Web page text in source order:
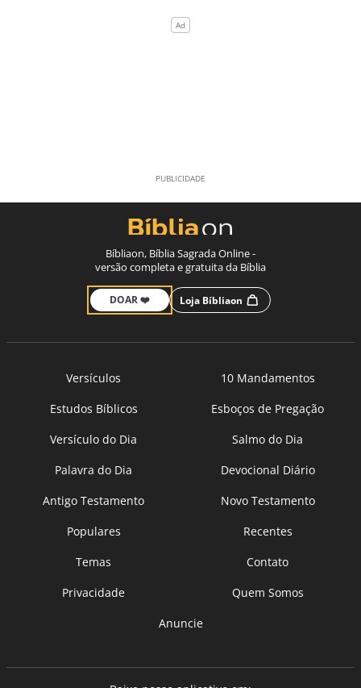
Bíbliaon, Bíblia Sagrada Online -
versão completa e gratuita da Bíblia
DOAR ❤️ Loja Bíbliaon
Versículos
10 Mandamentos
Estudos Bíblicos
Esboços de Pregação
Versículo do Dia
Salmo do Dia
Palavra do Dia
Devocional Diário
Antigo Testamento
Novo Testamento
Populares
Recentes
Temas
Contato
Privacidade
Quem Somos
Anuncie